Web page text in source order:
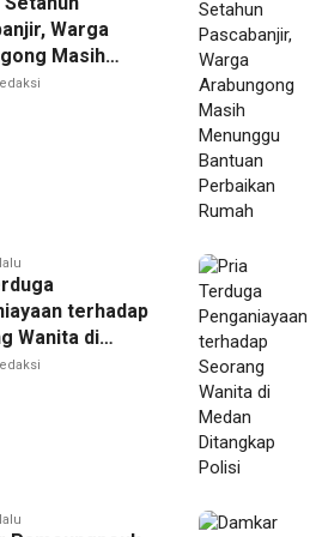
Warga
Masih
Bantuan
terhadap
Wanita di
Polisi